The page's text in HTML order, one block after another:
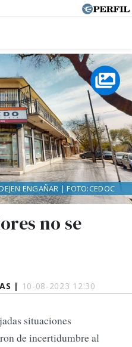
| 10-08-2023 12:30
no se
ENGAÑAR | FOTO:CEDOC
situaciones
de incertidumbre al